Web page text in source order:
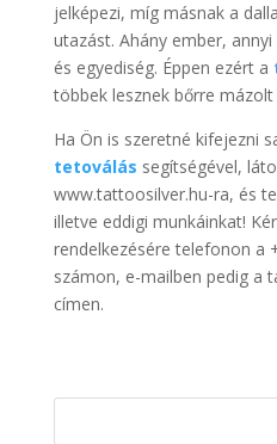
jelképezi, míg másnak a
utazást. Ahány ember,
és egyediség. Éppen ezért a
többek lesznek bőrre
Ha Ön is szeretné kifejezni
tetoválás segítségével,
www.tattoosilver.hu-ra, és
illetve eddigi munkáinkat!
rendelkezésére telefonon a
számon, e-mailben pedig a
címen.